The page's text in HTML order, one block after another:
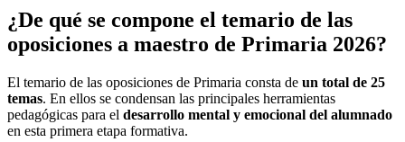
¿De qué se compone el temario de las
oposiciones a maestro de Primaria 2026?
El temario de las oposiciones de Primaria consta de un total de 25
temas. En ellos se condensan las principales herramientas
pedagógicas para el desarrollo mental y emocional del alumnado
en esta primera etapa formativa.